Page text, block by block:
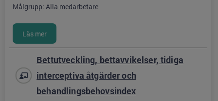
Målgrupp: Alla medarbetare
Bettutveckling, bettavvikelser, tidiga
interceptiva åtgärder och
behandlingsbehovsindex